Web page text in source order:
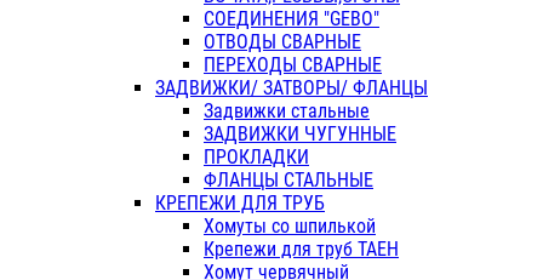
СОЕДИНЕНИЯ "GEBO"
ОТВОДЫ СВАРНЫЕ
ПЕРЕХОДЫ СВАРНЫЕ
ЗАДВИЖКИ/ ЗАТВОРЫ/ ФЛАНЦЫ
Задвижки стальные
ЗАДВИЖКИ ЧУГУННЫЕ
ПРОКЛАДКИ
ФЛАНЦЫ СТАЛЬНЫЕ
КРЕПЕЖИ ДЛЯ ТРУБ
Хомуты со шпилькой
Крепежи для труб ТАЕН
Хомут червячный